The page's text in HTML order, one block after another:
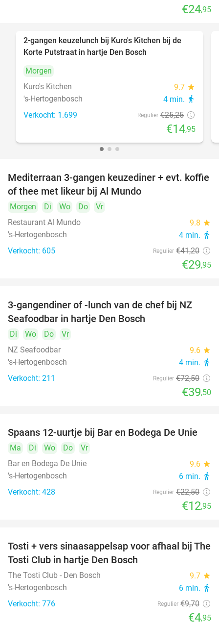
€24,95
2-gangen keuzelunch bij Kuro's Kitchen bij de
Korte Putstraat in hartje Den Bosch
Morgen
Kuro's Kitchen
9.7 star
's-Hertogenbosch 4 min. directions_walk
Verkocht: 1.699 Regulier €25,25
€14,95
27%
Mediterraan 3-gangen keuzediner + evt. koffie
of thee met likeur bij Al Mundo
Morgen Di Wo Do
Vr
Restaurant Al Mundo
9.8 star
's-Hertogenbosch 4 min. directions_walk
Verkocht: 605 Regulier €41,20
€29,95
46%
3-gangendiner of -lunch van de chef bij NZ
Seafoodbar in hartje Den Bosch
Di Wo Do
Vr
NZ Seafoodbar
9.6 star
's-Hertogenbosch 4 min. directions_walk
Verkocht: 211 Regulier €72,50
€39,50
42%
Spaans 12-uurtje bij Bar en Bodega De Unie
Ma Di Wo Do
Vr
Bar en Bodega De Unie
9.6 star
's-Hertogenbosch 6 min. directions_walk
Verkocht: 428 Regulier €22,50
€12,95
49%
Tosti + vers sinaasappelsap voor afhaal bij The
Tosti Club in hartje Den Bosch
The Tosti Club - Den Bosch 9.7 star
's-Hertogenbosch 6 min. directions_walk
Verkocht: 776 Regulier €9,70
€4,95